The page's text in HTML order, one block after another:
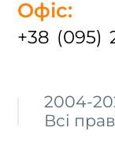
Офіс:
+38 (095)
2004-
Всі